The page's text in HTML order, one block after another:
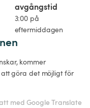
avgångstid
3:00 på
eftermiddagen
kommer
göra det möjligt för
med Google Translate